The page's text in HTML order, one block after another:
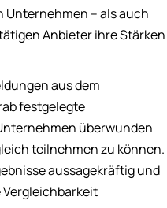
Unternehmen – als auch
Anbieter ihre Stärken
aus dem
festgelegte
überwunden
teilnehmen zu können.
aussagekräftig und